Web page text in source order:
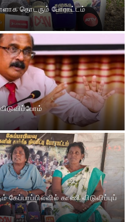
தொடரும் போராட்டம்
காணி விடுவிப்புப்